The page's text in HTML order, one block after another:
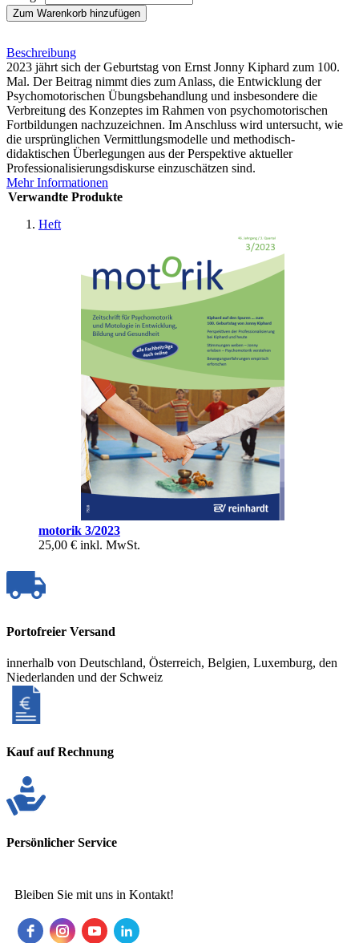
Zum Warenkorb hinzufügen
Beschreibung
2023 jährt sich der Geburtstag von Ernst Jonny Kiphard zum 100.
Mal. Der Beitrag nimmt dies zum Anlass, die Entwicklung der
Psychomotorischen Übungsbehandlung und insbesondere die
Verbreitung des Konzeptes im Rahmen von psychomotorischen
Fortbildungen nachzuzeichnen. Im Anschluss wird untersucht, wie
die ursprünglichen Vermittlungsmodelle und methodisch-
didaktischen Überlegungen aus der Perspektive aktueller
Professionalisierungsdiskurse einzuschätzen sind.
Mehr Informationen
Verwandte Produkte
Heft
motorik 3/2023
25,00 € inkl. MwSt.
Portofreier Versand
innerhalb von Deutschland, Österreich, Belgien, Luxemburg, den
Niederlanden und der Schweiz
Kauf auf Rechnung
Persönlicher Service
Bleiben Sie mit uns in Kontakt!